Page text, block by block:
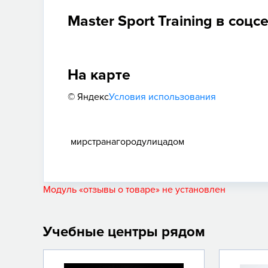
Master Sport Training в
На карте
© ЯндексУсловия использования
мирстранагородулицадом
Модуль «отзывы о товаре» не установлен
Учебные центры рядом